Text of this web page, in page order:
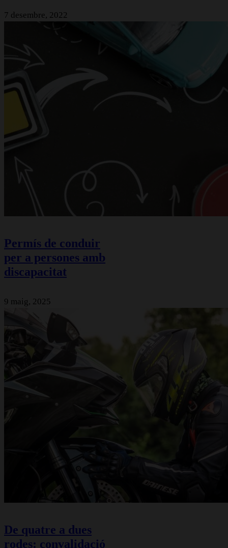
7 desembre, 2022
Permís de conduir
per a persones amb
discapacitat
9 maig, 2025
De quatre a dues
rodes: convalidació